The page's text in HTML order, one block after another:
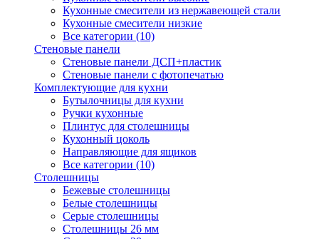
Кухонные смесители из нержавеющей стали
Кухонные смесители низкие
Все категории (10)
Стеновые панели
Стеновые панели ДСП+пластик
Стеновые панели с фотопечатью
Комплектующие для кухни
Бутылочницы для кухни
Ручки кухонные
Плинтус для столешницы
Кухонный цоколь
Направляющие для ящиков
Все категории (10)
Столешницы
Бежевые столешницы
Белые столешницы
Серые столешницы
Столешницы 26 мм